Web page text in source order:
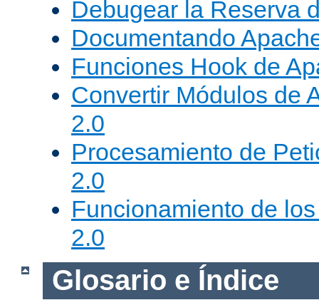
Debugear la Reserva
Documentando
Funciones Hook de
Convertir Módulos de
2.0
Procesamiento de
2.0
Funcionamiento de
2.0
Glosario e Índice